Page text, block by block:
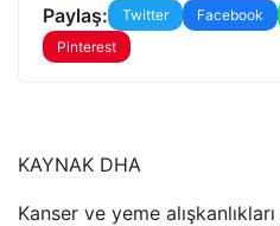
Paylaş: Twitter Facebook
Pinterest
KAYNAK DHA
Kanser ve yeme